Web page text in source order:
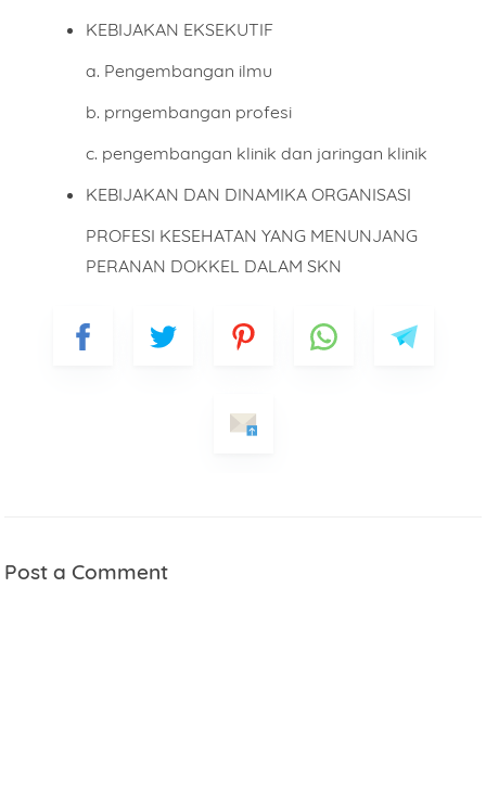
KEBIJAKAN EKSEKUTIF
a. Pengembangan ilmu
b. prngembangan profesi
c. pengembangan klinik dan jaringan klinik
KEBIJAKAN DAN DINAMIKA ORGANISASI
PROFESI KESEHATAN YANG MENUNJANG
PERANAN DOKKEL DALAM SKN
Post a Comment